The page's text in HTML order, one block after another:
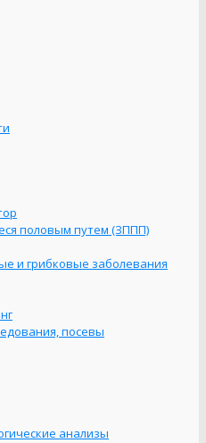
половым путем (ЗППП)
и грибковые заболевания
посевы
анализы